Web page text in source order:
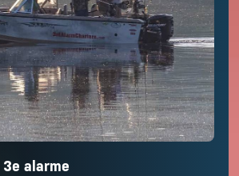
alarme